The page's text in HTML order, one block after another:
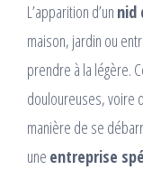
L’apparition d’un nid
maison, jardin ou
prendre à la légère.
douloureuses, voire
manière de se
une entreprise